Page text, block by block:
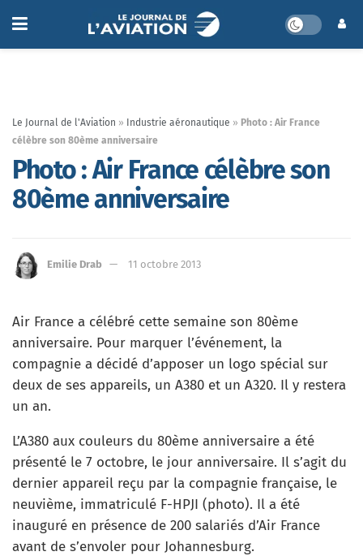
Le Journal de l'Aviation » Industrie aéronautique » Photo : Air France
célèbre son 80ème anniversaire
Photo : Air France célèbre son
80ème anniversaire
Emilie Drab 11 octobre 2013
Air France a célébré cette semaine son 80ème
anniversaire. Pour marquer l’événement, la
compagnie a décidé d’apposer un logo spécial sur
deux de ses appareils, un A380 et un A320. Il y restera
un an.
L’A380 aux couleurs du 80ème anniversaire a été
présenté le 7 octobre, le jour anniversaire. Il s’agit du
dernier appareil reçu par la compagnie française, le
neuvième, immatriculé F-HPJI (photo). Il a été
inauguré en présence de 200 salariés d’Air France
avant de s’envoler pour Johannesburg.